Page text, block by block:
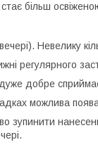
більш
Невелику
регулярного
добре
можлива
зупинити